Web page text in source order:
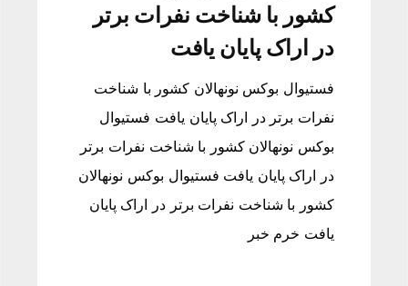
کشور با شناخت نفرات برتر
در اراک پایان یافت
فستیوال بوکس نونهالان کشور با شناخت
نفرات برتر در اراک پایان یافت فستیوال
بوکس نونهالان کشور با شناخت نفرات برتر
در اراک پایان یافت فستیوال بوکس نونهالان
کشور با شناخت نفرات برتر در اراک پایان
یافت خرم خبر